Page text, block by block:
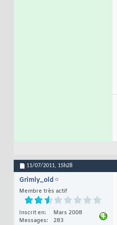
11/07/2011, 15h28
Grimly_old
Membre très actif
Inscrit en
Mars 2008
Messages
283